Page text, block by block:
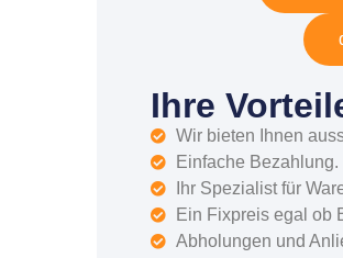
Ihre
Wir bieten Ihnen
Einfache Bezahlung.
Ihr Spezialist für
Ein Fixpreis egal ob
Abholungen und